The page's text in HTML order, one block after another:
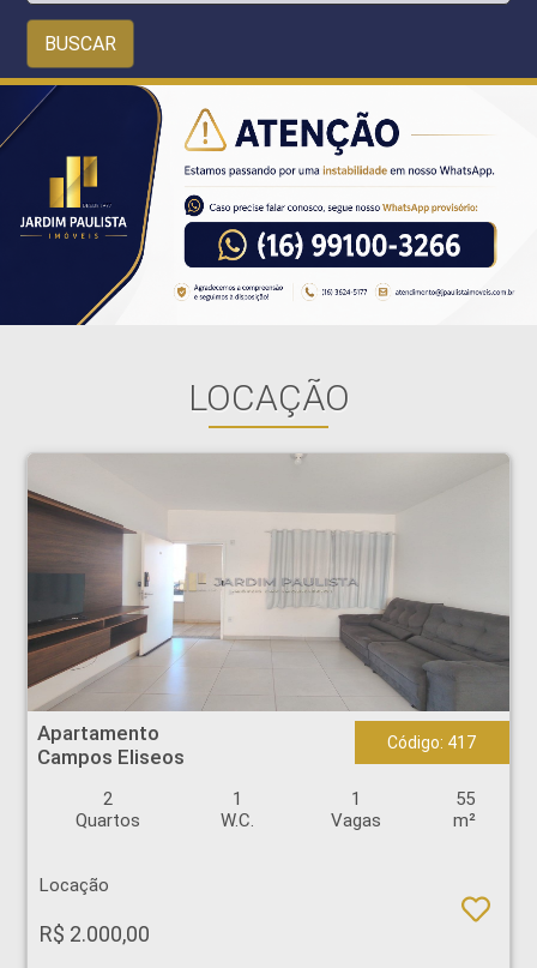
BUSCAR
LOCAÇÃO
Apartamento - Campos Eliseos - Ribeirão Preto
Apartamento
Campos Eliseos
Código: 417
2
Quartos
1
W.C.
1
Vagas
55
m²
Locação
R$ 2.000,00